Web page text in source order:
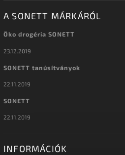
A SONETT MÁRKÁRÓL
Öko drogéria SONETT
23.12.2019
SONETT tanúsítványok
22.11.2019
SONETT
22.11.2019
INFORMÁCIÓK